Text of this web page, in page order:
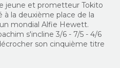
jeune et prometteur Tokito
à la deuxième place de la
mondial Alfie Hewett.
s'incline 3/6 - 7/5 - 4/6
son cinquième titre